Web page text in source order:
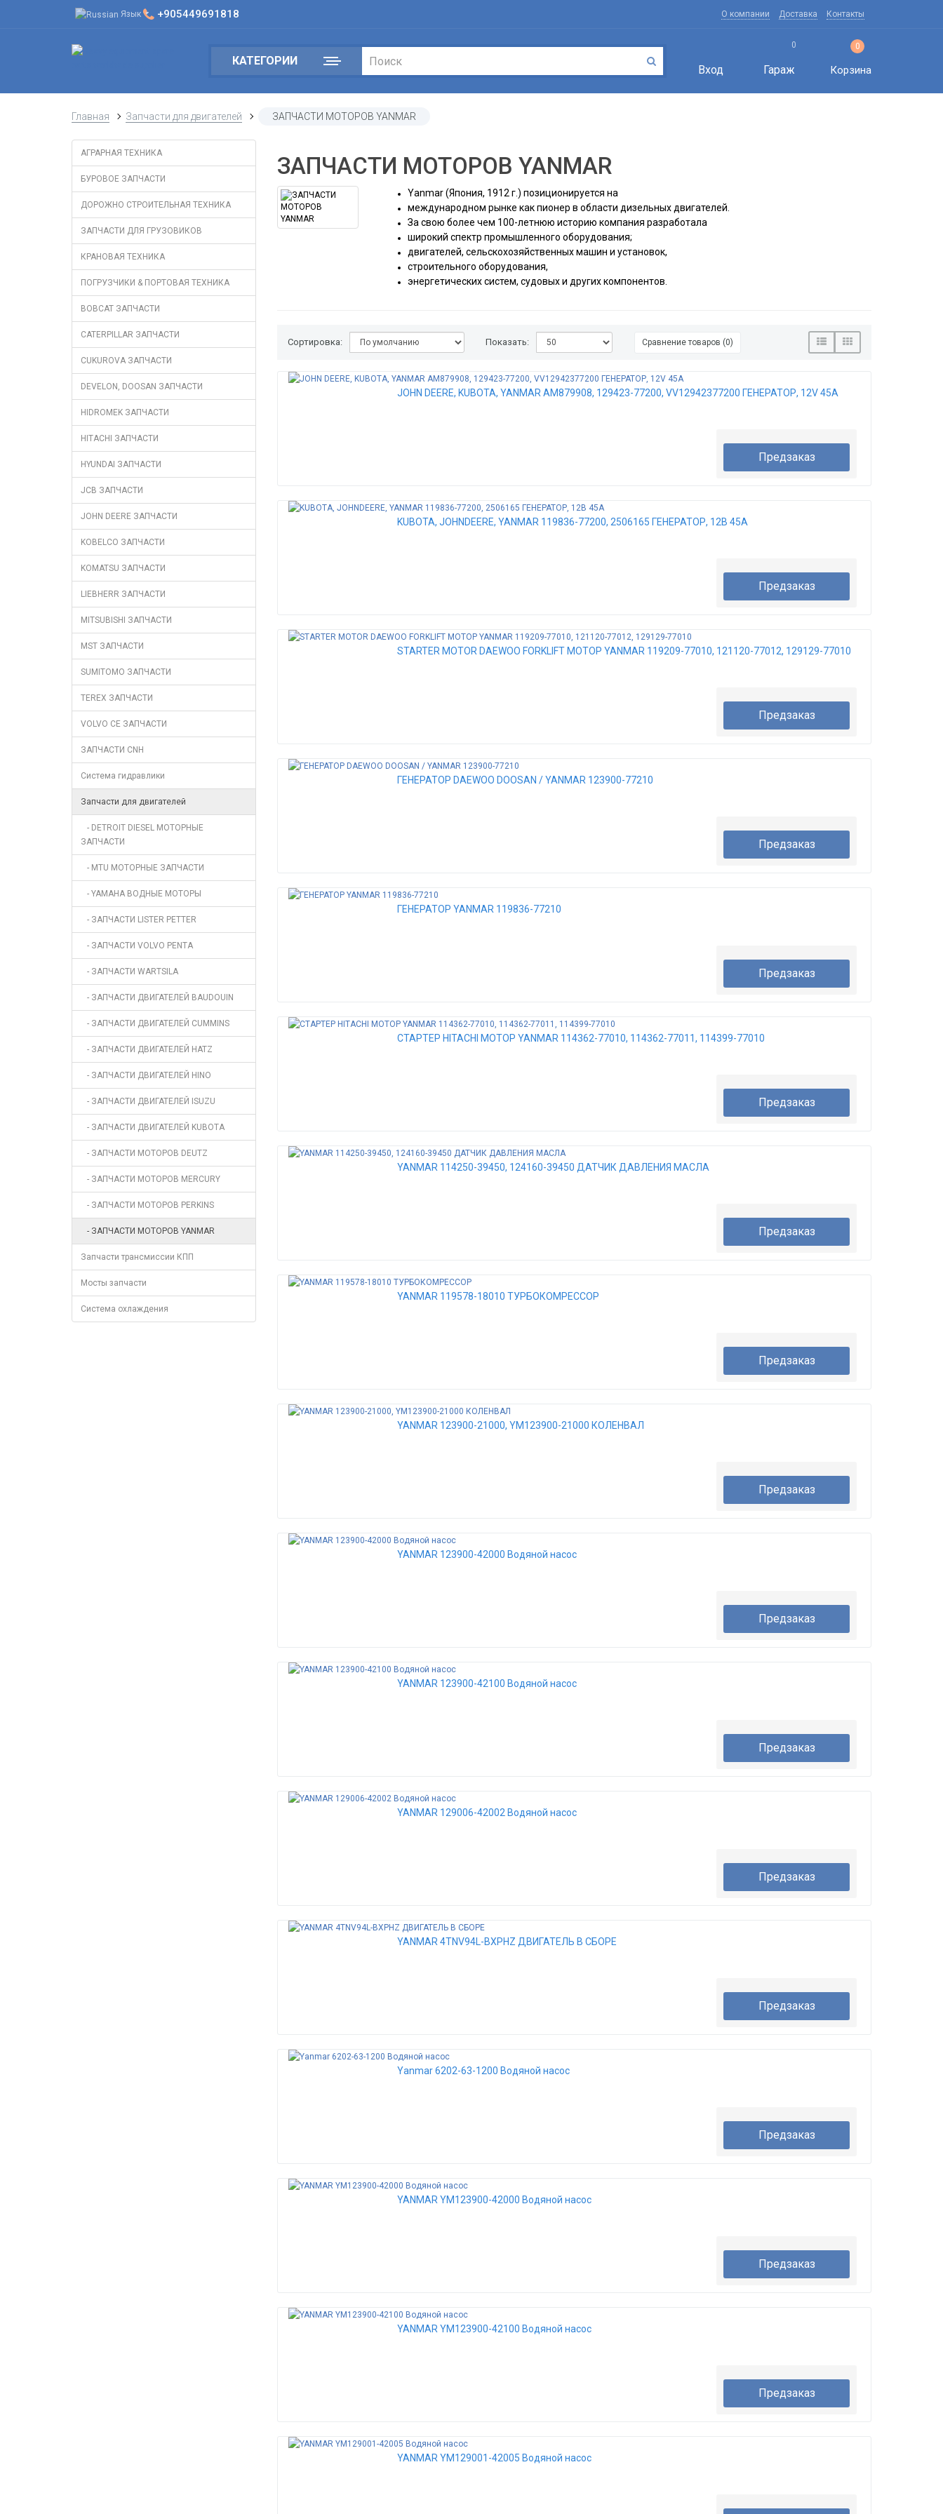
Язык +905449691818 О компании Доставка Контакты
КАТЕГОРИИ
Вход
0
Гараж
0
Корзина
Главная Запчасти для двигателей ЗАПЧАСТИ МОТОРОВ YANMAR
АГРАРНАЯ ТЕХНИКА
БУРОВОЕ ЗАПЧАСТИ
ДОРОЖНО СТРОИТЕЛЬНАЯ ТЕХНИКА
ЗАПЧАСТИ ДЛЯ ГРУЗОВИКОВ
КРАНОВАЯ ТЕХНИКА
ПОГРУЗЧИКИ & ПОРТОВАЯ ТЕХНИКА
BOBCAT ЗАПЧАСТИ
CATERPILLAR ЗАПЧАСТИ
CUKUROVA ЗАПЧАСТИ
DEVELON, DOOSAN ЗАПЧАСТИ
HIDROMEK ЗАПЧАСТИ
HITACHI ЗАПЧАСТИ
HYUNDAI ЗАПЧАСТИ
JCB ЗАПЧАСТИ
JOHN DEERE ЗАПЧАСТИ
KOBELCO ЗАПЧАСТИ
KOMATSU ЗАПЧАСТИ
LIEBHERR ЗАПЧАСТИ
MITSUBISHI ЗАПЧАСТИ
MST ЗАПЧАСТИ
SUMITOMO ЗАПЧАСТИ
TEREX ЗАПЧАСТИ
VOLVO CE ЗАПЧАСТИ
ЗАПЧАСТИ CNH
Система гидравлики
Запчасти для двигателей
- DETROIT DIESEL МОТОРНЫЕ
ЗАПЧАСТИ
- MTU МОТОРНЫЕ ЗАПЧАСТИ
- YAMAHA ВОДНЫЕ МОТОРЫ
- ЗАПЧАСТИ LISTER PETTER
- ЗАПЧАСТИ VOLVO PENTA
- ЗАПЧАСТИ WARTSILA
- ЗАПЧАСТИ ДВИГАТЕЛЕЙ BAUDOUIN
- ЗАПЧАСТИ ДВИГАТЕЛЕЙ CUMMINS
- ЗАПЧАСТИ ДВИГАТЕЛЕЙ HATZ
- ЗАПЧАСТИ ДВИГАТЕЛЕЙ HINO
- ЗАПЧАСТИ ДВИГАТЕЛЕЙ ISUZU
- ЗАПЧАСТИ ДВИГАТЕЛЕЙ KUBOTA
- ЗАПЧАСТИ МОТОРОВ DEUTZ
- ЗАПЧАСТИ МОТОРОВ MERCURY
- ЗАПЧАСТИ МОТОРОВ PERKINS
- ЗАПЧАСТИ МОТОРОВ YANMAR
Запчасти трансмиссии КПП
Мосты запчасти
Система охлаждения
ЗАПЧАСТИ МОТОРОВ YANMAR
Yanmar (Япония, 1912 г.) позиционируется на
международном рынке как пионер в области дизельных двигателей.
За свою более чем 100-летнюю историю компания разработала
широкий спектр промышленного оборудования;
двигателей, сельскохозяйственных машин и установок,
строительного оборудования,
энергетических систем, судовых и других компонентов.
Сортировка: Показать: Сравнение товаров (0)
JOHN DEERE, KUBOTA, YANMAR AM879908, 129423-77200, VV12942377200 ГЕНЕРАТОР, 12V 45A
Предзаказ
KUBOTA, JOHNDEERE, YANMAR 119836-77200, 2506165 ГЕНЕРАТОР, 12В 45А
Предзаказ
STARTER MOTOR DAEWOO FORKLIFT МОТОР YANMAR 119209-77010, 121120-77012, 129129-77010
Предзаказ
ГЕНЕРАТОР DAEWOO DOOSAN / YANMAR 123900-77210
Предзаказ
ГЕНЕРАТОР YANMAR 119836-77210
Предзаказ
СТАРТЕР HITACHI МОТОР YANMAR 114362-77010, 114362-77011, 114399-77010
Предзаказ
YANMAR 114250-39450, 124160-39450 ДАТЧИК ДАВЛЕНИЯ МАСЛА
Предзаказ
YANMAR 119578-18010 ТУРБОКОМРЕССОР
Предзаказ
YANMAR 123900-21000, YM123900-21000 КОЛЕНВАЛ
Предзаказ
YANMAR 123900-42000 Водяной насос
Предзаказ
YANMAR 123900-42100 Водяной насос
Предзаказ
YANMAR 129006-42002 Водяной насос
Предзаказ
YANMAR 4TNV94L-BXPHZ ДВИГАТЕЛЬ В СБОРЕ
Предзаказ
Yanmar 6202-63-1200 Водяной насос
Предзаказ
YANMAR YM123900-42000 Водяной насос
Предзаказ
YANMAR YM123900-42100 Водяной насос
Предзаказ
YANMAR YM129001-42005 Водяной насос